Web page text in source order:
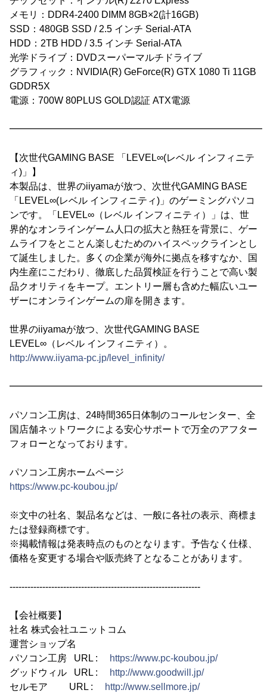
メモリ：DDR4-2400 DIMM 8GB×2(計16GB)
SSD：480GB SSD / 2.5 インチ Serial-ATA
HDD：2TB HDD / 3.5 インチ Serial-ATA
光学ドライブ：DVDスーパーマルチドライブ
グラフィック：NVIDIA(R) GeForce(R) GTX 1080 Ti 11GB
GDDR5X
電源：700W 80PLUS GOLD認証 ATX電源
【次世代GAMING BASE 「LEVEL∞(レベル インフィニテ
ィ)」】
本製品は、世界のiiyamaが放つ、次世代GAMING BASE
「LEVEL∞(レベル インフィニティ)」のゲーミングパソコ
ンです。「LEVEL∞（レベル インフィニティ）」は、世
界的なオンラインゲーム人口の拡大と熱狂を背景に、ゲー
ムライフをとことん楽しむためのハイスペックラインとし
て誕生しました。多くの企業が海外に拠点を移すなか、国
内生産にこだわり、徹底した品質検証を行うことで高い製
品クオリティをキープ。エントリー層も含めた幅広いユー
ザーにオンラインゲームの扉を開きます。
世界のiiyamaが放つ、次世代GAMING BASE
LEVEL∞（レベル インフィニティ）。
http://www.iiyama-pc.jp/level_infinity/
パソコン工房は、24時間365日体制のコールセンター、全
国店舗ネットワークによる安心サポートで万全のアフター
フォローとなっております。
パソコン工房ホームページ
https://www.pc-koubou.jp/
※文中の社名、製品名などは、一般に各社の表示、商標ま
たは登録商標です。
※掲載情報は発表時点のものとなります。予告なく仕様、
価格を変更する場合や販売終了となることがあります。
----------------------------------------------------------------
【会社概要】
社名 株式会社ユニットコム
運営ショップ名
パソコン工房 URL :
https://www.pc-koubou.jp/
グッドウィル URL :
http://www.goodwill.jp/
セルモア URL :
http://www.sellmore.jp/